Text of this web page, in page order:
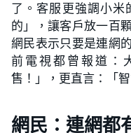
了。客服更強調小米
的」，讓客戶放一百
網民表示只要是連網
前電視都曾報道：
售！」，更直言：「
網民：連網